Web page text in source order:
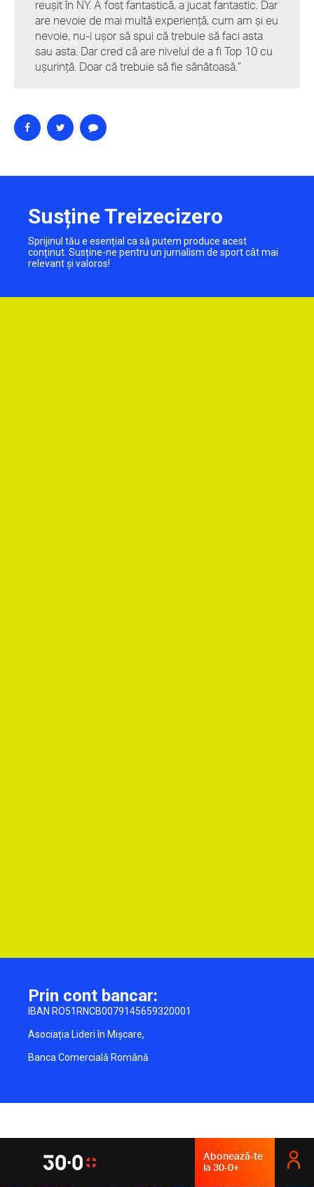
reușit în NY. A fost fantastică, a jucat fantastic. Dar
are nevoie de mai multă experiență, cum am și eu
nevoie, nu-i ușor să spui că trebuie să faci asta
sau asta. Dar cred că are nivelul de a fi Top 10 cu
ușurință. Doar că trebuie să fie sănătoasă.”
Susține Treizecizero
Sprijinul tău e esențial ca să putem produce acest
conținut. Susține-ne pentru un jurnalism de sport cât mai
relevant și valoros!
Prin cont bancar:
IBAN RO51RNCB0079145659320001
Asociația Lideri în Mișcare,
Banca Comercială Română
Abonează-te
la 30-0+